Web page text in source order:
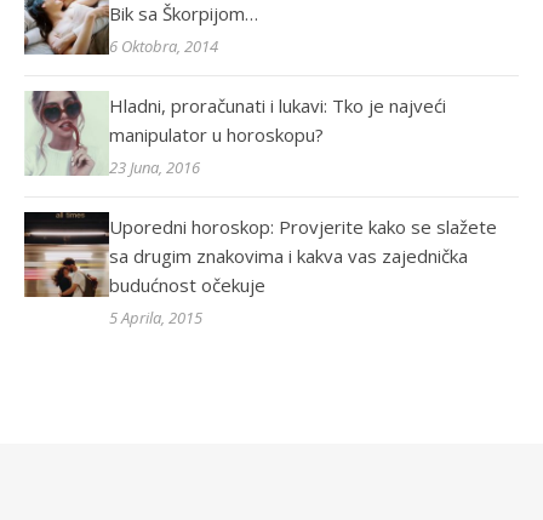
Bik sa Škorpijom…
6 Oktobra, 2014
Hladni, proračunati i lukavi: Tko je najveći
manipulator u horoskopu?
23 Juna, 2016
Uporedni horoskop: Provjerite kako se slažete
sa drugim znakovima i kakva vas zajednička
budućnost očekuje
5 Aprila, 2015